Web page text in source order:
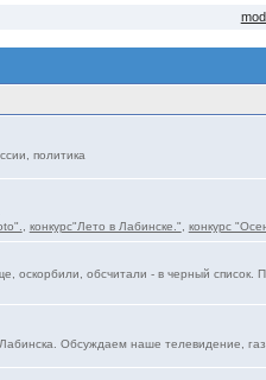
политика
конкурс"Лето в Лабинске." конкурс
оскорбили, обсчитали - в черный список.
Обсуждаем наше телевидение,